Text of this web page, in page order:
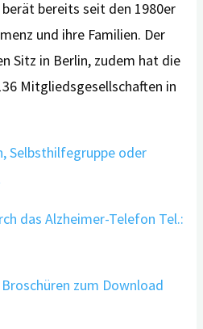
bereits seit den 1980er
und ihre Familien. Der
Sitz in Berlin, zudem hat die
Mitgliedsgesellschaften in
Selbsthilfegruppe oder
das Alzheimer-Telefon Tel.:
zum Download